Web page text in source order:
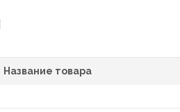
Название товара